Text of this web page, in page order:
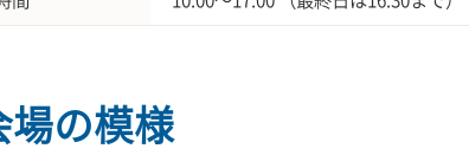
場の模様